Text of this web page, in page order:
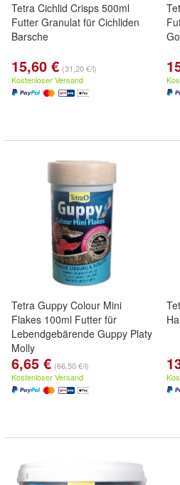
Tetra Cichlid Crisps 500ml
Futter Granulat für Cichliden
Barsche
15,60 € (31,20 €/l)
Kostenloser Versand
Tetra Guppy Colour Mini
Flakes 100ml Futter für
Lebendgebärende Guppy Platy
Molly
6,65 € (66,50 €/l)
Kostenloser Versand